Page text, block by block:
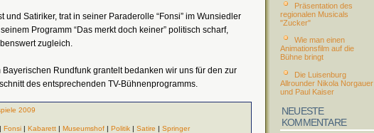
und Satiriker, trat in seiner Paraderolle “Fonsi” im Wunsiedler
Programm “Das merkt doch keiner” politisch scharf,
zugleich.
Rundfunk grantelt bedanken wir uns für den zur
des entsprechenden TV-Bühnenprogramms.
2009
| Fonsi | Kabarett | Museumshof | Politik | Satire | Springer
Präsentation des
regionalen Musicals
"Zucker"
Wie man einen
Animationsfilm auf die
Bühne bringt
Die Luisenburg
Allrounder Nikola Norgauer
und Paul Kaiser
NEUESTE
KOMMENTARE